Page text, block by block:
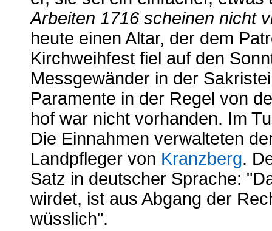
Arbeiten 1716 scheinen nicht
heute einen Altar, der dem
Kirchweihfest fiel auf den
Messgewänder in der
Paramente in der Regel von
hof war nicht vorhanden. Im
Die Einnahmen verwalteten
Landpfleger von Kranzberg.
Satz in deutscher Sprache:
wirdet, ist aus Abgang der
wüsslich".